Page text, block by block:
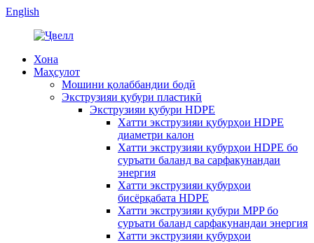
English
Хона
Маҳсулот
Мошини қолаббандии бодӣ
Экструзияи қубури пластикӣ
Экструзияи қубури HDPE
Хатти экструзияи қубурҳои HDPE
диаметри калон
Хатти экструзияи қубурҳои HDPE бо
суръати баланд ва сарфакунандаи
энергия
Хатти экструзияи қубурҳои
бисёрқабата HDPE
Хатти экструзияи қубури MPP бо
суръати баланд сарфакунандаи энергия
Хатти экструзияи қубурҳои